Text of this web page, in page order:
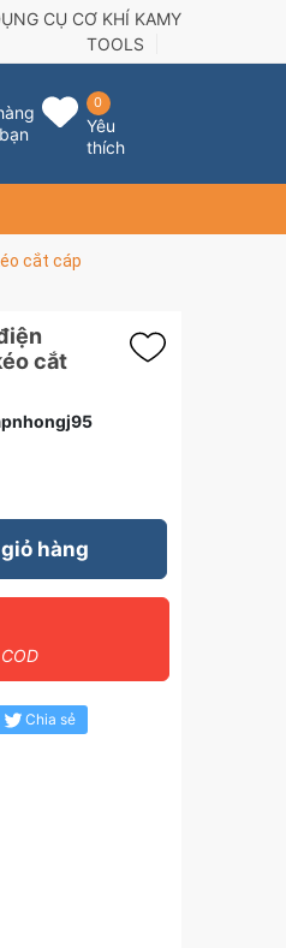
CỤ CƠ KHÍ KAMY
TOOLS
0
Yêu
thích
cắt cáp
cắt
hàng
Chia sẻ